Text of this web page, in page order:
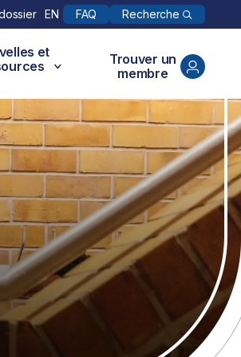
EN FAQ Recherche
et
Trouver un
membre